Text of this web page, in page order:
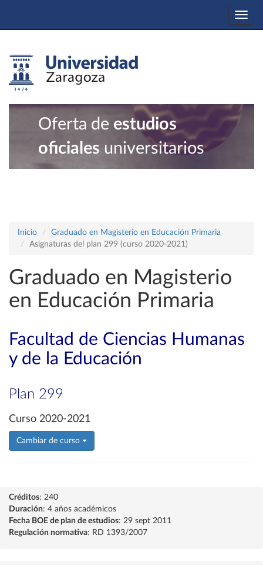
Oferta de estudios
oficiales universitarios
Inicio
Graduado en Magisterio en Educación Primaria
Asignaturas del plan 299 (curso 2020-2021)
Graduado en Magisterio
en Educación Primaria
Facultad de Ciencias Humanas
y de la Educación
Plan 299
Curso 2020-2021
Cambiar de curso
Créditos: 240
Duración: 4 años académicos
Fecha BOE de plan de estudios: 29 sept 2011
Regulación normativa: RD 1393/2007